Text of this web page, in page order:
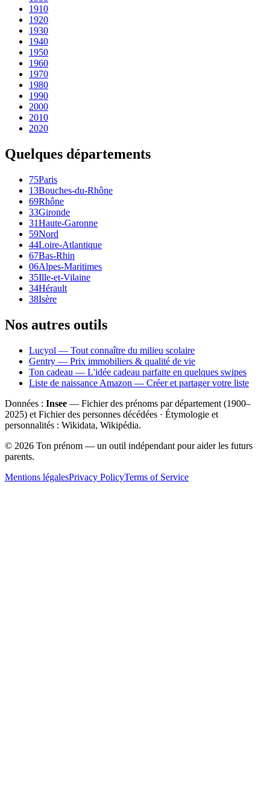
1910
1920
1930
1940
1950
1960
1970
1980
1990
2000
2010
2020
Quelques départements
75Paris
13Bouches-du-Rhône
69Rhône
33Gironde
31Haute-Garonne
59Nord
44Loire-Atlantique
67Bas-Rhin
06Alpes-Maritimes
35Ille-et-Vilaine
34Hérault
38Isère
Nos autres outils
Lucyol — Tout connaître du milieu scolaire
Gentry — Prix immobiliers & qualité de vie
Ton cadeau — L'idée cadeau parfaite en quelques swipes
Liste de naissance Amazon — Créer et partager votre liste
Données : Insee — Fichier des prénoms par département (1900–
2025) et Fichier des personnes décédées · Étymologie et
personnalités : Wikidata, Wikipédia.
© 2026 Ton prénom — un outil indépendant pour aider les futurs
parents.
Mentions légalesPrivacy PolicyTerms of Service